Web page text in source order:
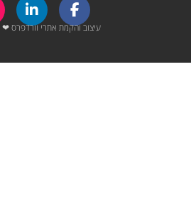
עיצוב והקמת אתרי וורדפרס ❤